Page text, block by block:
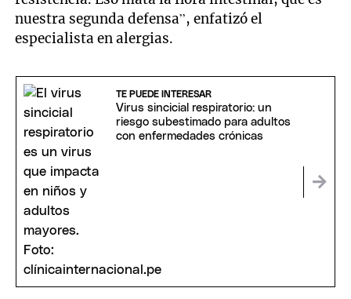
nuestra segunda defensa”, enfatizó el
especialista en alergias.
TE PUEDE INTERESAR
Virus sincicial respiratorio: un
riesgo subestimado para adultos
con enfermedades crónicas